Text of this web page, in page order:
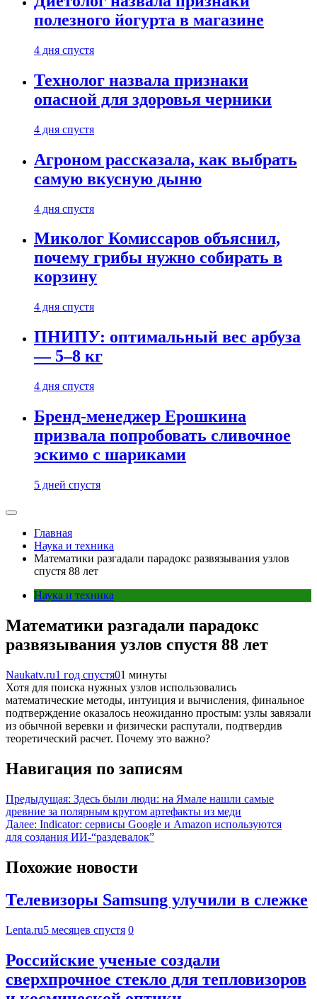
полезного йогурта в магазине
4 дня спустя
Технолог назвала признаки
опасной для здоровья черники
4 дня спустя
Агроном рассказала, как выбрать
самую вкусную дыню
4 дня спустя
Миколог Комиссаров объяснил,
почему грибы нужно собирать в
корзину
4 дня спустя
ПНИПУ: оптимальный вес арбуза
— 5–8 кг
4 дня спустя
Бренд-менеджер Ерошкина
призвала попробовать сливочное
эскимо с шариками
5 дней спустя
Главная
Наука и техника
Математики разгадали парадокс развязывания узлов
спустя 88 лет
Наука и техника
Математики разгадали парадокс
развязывания узлов спустя 88 лет
Naukatv.ru1 год спустя01 минуты
Хотя для поиска нужных узлов использовались
математические методы, интуиция и вычисления, финальное
подтверждение оказалось неожиданно простым: узлы завязали
из обычной веревки и физически распутали, подтвердив
теоретический расчет. Почему это важно?
Навигация по записям
Предыдущая: Здесь были люди: на Ямале нашли самые
древние за полярным кругом артефакты из меди
Далее: Indicator: сервисы Google и Amazon используются
для создания ИИ-“раздевалок”
Похожие новости
Телевизоры Samsung улучили в слежке
Lenta.ru5 месяцев спустя 0
Российские ученые создали
сверхпрочное стекло для тепловизоров